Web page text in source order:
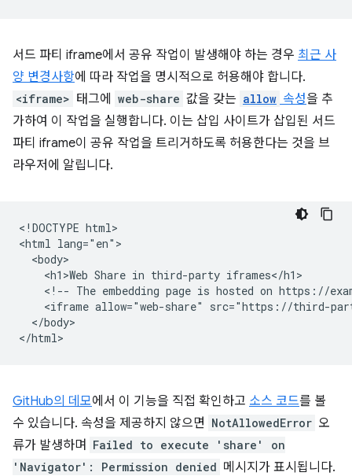
서드 파티 iframe에서 공유 작업이 발생해야 하는 경우 최근 사
양 변경사항에 따라 작업을 명시적으로 허용해야 합니다.
<iframe> 태그에 web-share 값을 갖는 allow 속성을 추
가하여 이 작업을 실행합니다. 이는 삽입 사이트가 삽입된 서드
파티 iframe이 공유 작업을 트리거하도록 허용한다는 것을 브
라우저에 알립니다.
<!DOCTYPE html>
<html lang="en">
  <body>
    <h1>Web Share in third-party iframes</h1>
<!-- The embedding page is hosted on https://
<iframe allow="web-share" src="https://third-
  </body>
GitHub의 데모에서 이 기능을 직접 확인하고 소스 코드를 볼
수 있습니다. 속성을 제공하지 않으면 NotAllowedError 오
류가 발생하며
Failed to execute 'share' on
'Navigator': Permission denied 메시지가 표시됩니다.